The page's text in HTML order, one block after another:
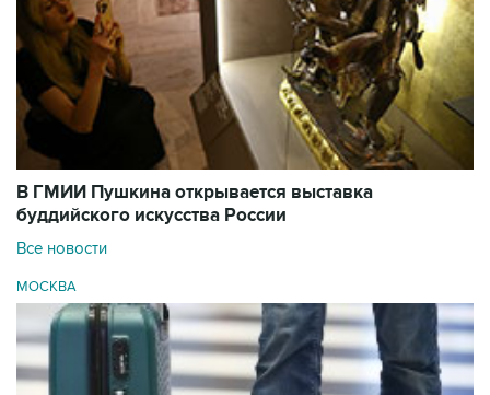
В ГМИИ Пушкина открывается выставка
буддийского искусства России
Все новости
МОСКВА